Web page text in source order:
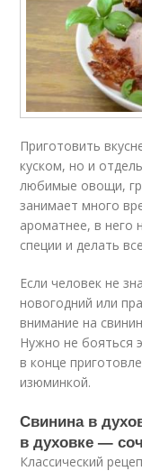
Приготовить
куском, но и
любимые овощи,
занимает много
ароматнее, в него
специи и делать
Если человек не
новогодний или
внимание на
Нужно не бояться
в конце
изюминкой.
Свинина в
в духовке —
Классический